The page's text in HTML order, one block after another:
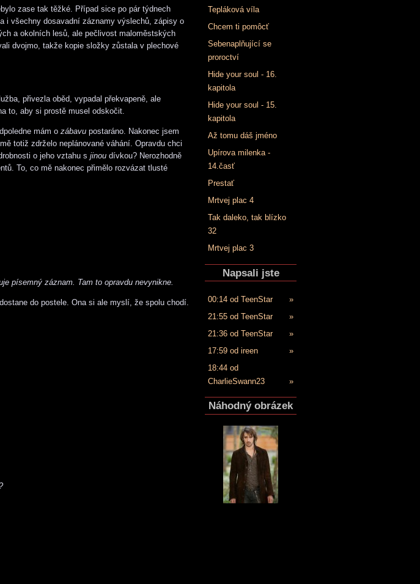
zase tak těžké. Případ sice po pár týdnech
i všechny dosavadní záznamy výslechů, zápisy o
a okolních lesů, ale pečlivost maloměstských
dvojmo, takže kopie složky zůstala v plechové
přivezla oběd, vypadal překvapeně, ale
to, aby si prostě musel odskočit.
mám o zábavu postaráno. Nakonec jsem
totiž zdrželo neplánované váhání. Opravdu chci
o jeho vztahu s jinou dívkou? Nerozhodně
To, co mě nakonec přimělo rozvázat tlusté
písemný záznam. Tam to opravdu nevynikne.
do postele. Ona si ale myslí, že spolu chodí.
Tepláková víla
Chcem ti pomôcť
Sebenaplňující se
proroctví
Hide your soul - 16.
kapitola
Hide your soul - 15.
kapitola
Až tomu dáš jméno
Upírova milenka -
14.časť
Prestať
Mrtvej plac 4
Tak daleko, tak blízko
32
Mrtvej plac 3
Napsali jste
00:14 od TeenStar
»
21:55 od TeenStar
»
21:36 od TeenStar
»
17:59 od ireen
»
18:44 od
CharlieSwann23
»
Náhodný obrázek